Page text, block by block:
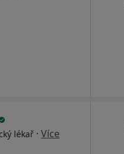
lékař · Více